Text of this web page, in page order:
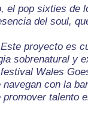
el pop sixties de
del soul,
Este proyecto es
sobrenatural y
Wales
navegan con la
promover talento